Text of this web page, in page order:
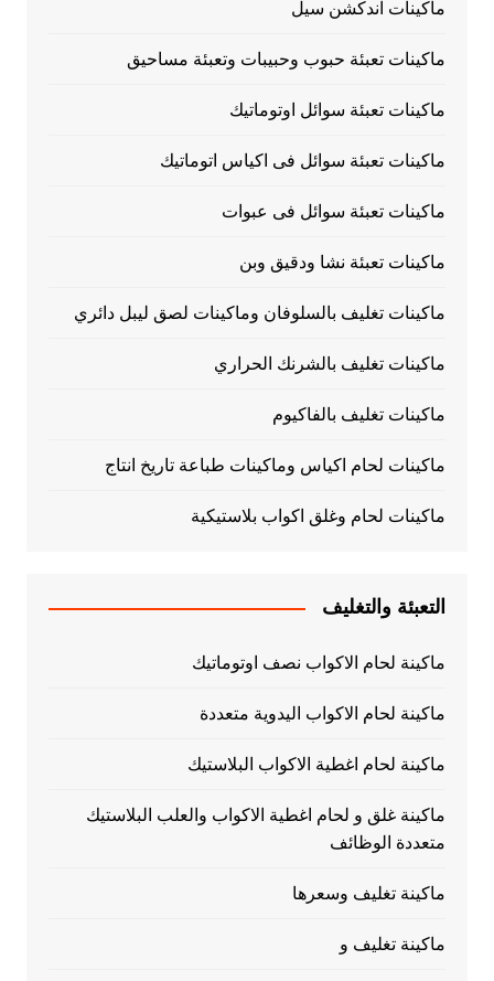
ماكينات اندكشن سيل
ماكينات تعبئة حبوب وحبيبات وتعبئة مساحيق
ماكينات تعبئة سوائل اوتوماتيك
ماكينات تعبئة سوائل فى اكياس اتوماتيك
ماكينات تعبئة سوائل فى عبوات
ماكينات تعبئة نشا ودقيق وبن
ماكينات تغليف بالسلوفان وماكينات لصق ليبل دائري
ماكينات تغليف بالشرنك الحراري
ماكينات تغليف بالفاكيوم
ماكينات لحام اكياس وماكينات طباعة تاريخ انتاج
ماكينات لحام وغلق اكواب بلاستيكية
التعبئة والتغليف
ماكينة لحام الاكواب نصف اوتوماتيك
ماكينة لحام الاكواب اليدوية متعددة
ماكينة لحام اغطية الاكواب البلاستيك
ماكينة غلق و لحام اغطية الاكواب والعلب البلاستيك
متعددة الوظائف
ماكينة تغليف وسعرها
ماكينة تغليف و